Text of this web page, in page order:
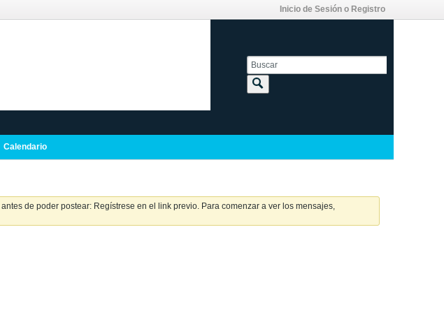
Inicio de Sesión o Registro
Calendario
antes de poder postear: Regístrese en el link previo. Para comenzar a ver los mensajes,